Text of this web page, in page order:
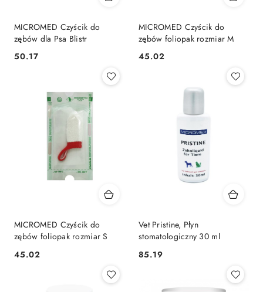
MICROMED Czyścik do
zębów dla Psa Blistr
Cena:
50.17
MICROMED Czyścik do
zębów foliopak rozmiar M
Cena:
45.02
MICROMED Czyścik do
zębów foliopak rozmiar S
Cena:
45.02
Vet Pristine, Płyn
stomatologiczny 30 ml
Cena:
85.19